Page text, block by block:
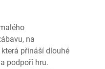
na
přináší dlouhé
podpoří hru.